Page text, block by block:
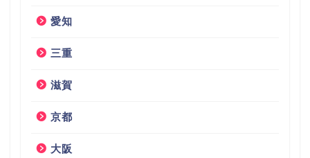
愛知
三重
滋賀
京都
大阪